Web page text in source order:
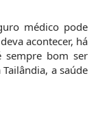
médico pode
acontecer, há
sempre bom ser
a saúde